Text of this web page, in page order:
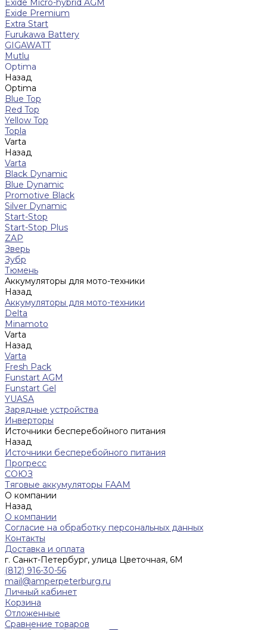
Exide Micro-hybrid AGM
Exide Premium
Extra Start
Furukawa Battery
GIGAWATT
Mutlu
Optima
Назад
Optima
Blue Top
Red Top
Yellow Top
Topla
Varta
Назад
Varta
Black Dynamic
Blue Dynamic
Promotive Black
Silver Dynamic
Start-Stop
Start-Stop Plus
ZAP
Зверь
Зубр
Тюмень
Аккумуляторы для мото-техники
Назад
Аккумуляторы для мото-техники
Delta
Minamoto
Varta
Назад
Varta
Fresh Pack
Funstart AGM
Funstart Gel
YUASA
Зарядные устройства
Инверторы
Источники бесперебойного питания
Назад
Источники бесперебойного питания
Прогресс
СОЮЗ
Тяговые аккумуляторы FAAM
О компании
Назад
О компании
Согласие на обработку персональных данных
Контакты
Доставка и оплата
г. Санкт-Петербург, улица Цветочная, 6М
(812) 916-30-56
mail@amperpeterburg.ru
Личный кабинет
Корзина
Отложенные
Сравнение товаров